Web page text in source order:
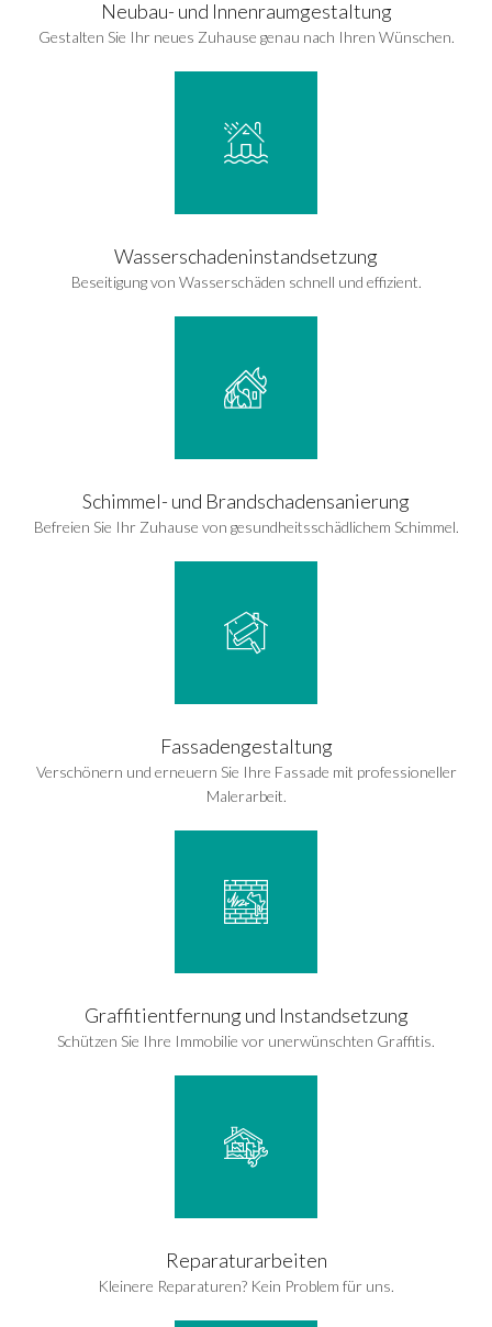
Neubau- und Innenraumgestaltung
Gestalten Sie Ihr neues Zuhause genau nach Ihren Wünschen.
Wasserschadeninstandsetzung
Beseitigung von Wasserschäden schnell und effizient.
Schimmel- und Brandschadensanierung
Befreien Sie Ihr Zuhause von gesundheitsschädlichem Schimmel.
Fassadengestaltung
Verschönern und erneuern Sie Ihre Fassade mit professioneller
Malerarbeit.
Graffitientfernung und Instandsetzung
Schützen Sie Ihre Immobilie vor unerwünschten Graffitis.
Reparaturarbeiten
Kleinere Reparaturen? Kein Problem für uns.